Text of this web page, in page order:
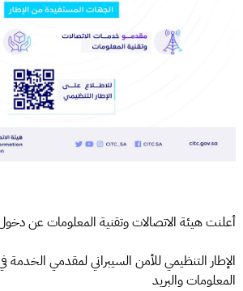
أعلنت هيئة الاتصالات وتقنية المعلومات عن
الإطار التنظيمي للأمن السيبراني لمقدمي الخدمة
المعلومات والبريد